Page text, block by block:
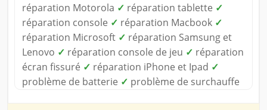
réparation Motorola ✓ réparation tablette ✓
réparation console ✓ réparation Macbook ✓
réparation Microsoft ✓ réparation Samsung et
Lenovo ✓ réparation console de jeu ✓ réparation
écran fissuré ✓ réparation iPhone et Ipad ✓
problème de batterie ✓ problème de surchauffe